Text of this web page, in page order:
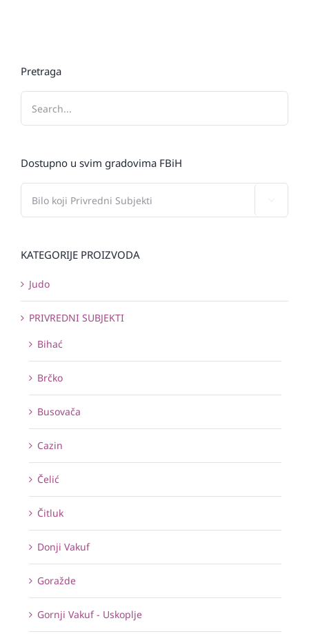
Pretraga
Dostupno u svim gradovima FBiH
KATEGORIJE PROIZVODA
Judo
PRIVREDNI SUBJEKTI
Bihać
Brčko
Busovača
Cazin
Čelić
Čitluk
Donji Vakuf
Goražde
Gornji Vakuf - Uskoplje